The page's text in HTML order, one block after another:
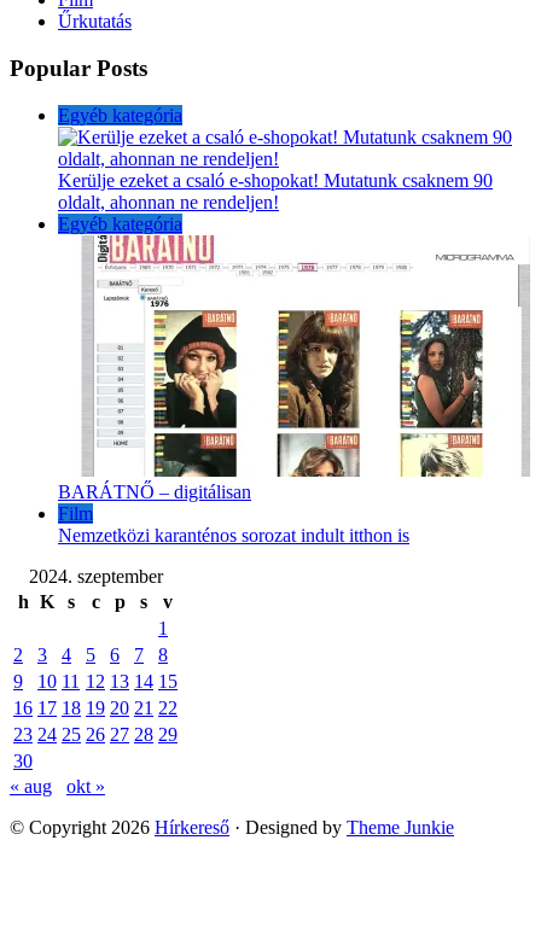
Űrkutatás
Popular Posts
Egyéb kategória
Kerülje ezeket a csaló e-shopokat! Mutatunk csaknem 90
oldalt, ahonnan ne rendeljen!
Egyéb kategória
BARÁTNŐ – digitálisan
Film
Nemzetközi karanténos sorozat indult itthon is
2024. szeptember
h K s c p s
v
1
2
3 4 5 6 7
8
9
10 11 12 13 14 15
16 17 18 19 20 21 22
23 24 25 26 27 28 29
30
« aug
okt »
© Copyright 2026 Hírkereső · Designed by Theme Junkie